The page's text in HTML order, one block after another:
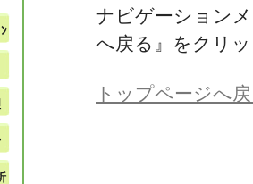
ナビゲーション
へ戻る』をクリ
トップページへ